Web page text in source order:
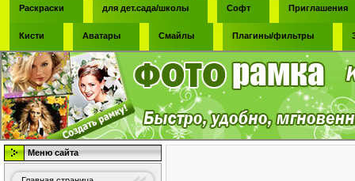
Раскраски для дет.сада/школы Софт Приглашения
Кисти Аватары Смайлы Плагины/фильтры
Меню сайта